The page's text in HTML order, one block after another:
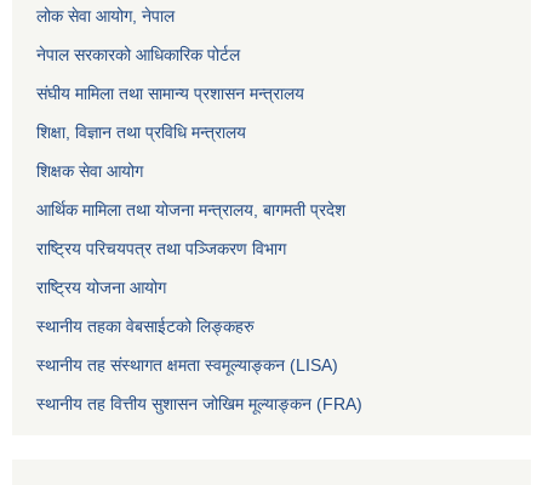
लोक सेवा आयोग, नेपाल
नेपाल सरकारको आधिकारिक पोर्टल
संघीय मामिला तथा सामान्य प्रशासन मन्त्रालय
शिक्षा, विज्ञान तथा प्रविधि मन्त्रालय
शिक्षक सेवा आयोग
आर्थिक मामिला तथा योजना मन्त्रालय, बागमती प्रदेश
राष्ट्रिय परिचयपत्र तथा पञ्जिकरण विभाग
राष्ट्रिय योजना आयोग
स्थानीय तहका वेबसाईटको लिङ्कहरु
स्थानीय तह संस्थागत क्षमता स्वमूल्याङ्कन (LISA)
स्थानीय तह वित्तीय सुशासन जोखिम मूल्याङ्कन (FRA)